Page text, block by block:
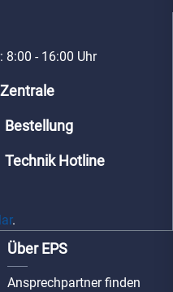
8:00 - 16:00 Uhr
Hotline
.
Über EPS
Ansprechpartner finden